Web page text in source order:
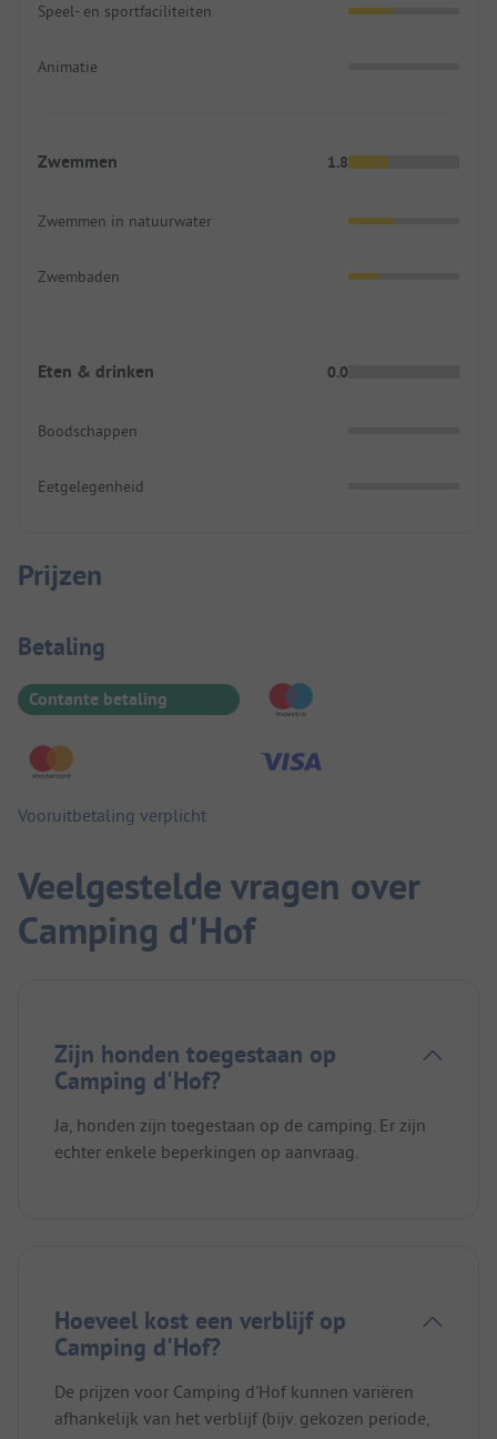
Speel- en sportfaciliteiten
Animatie
Zwemmen 1.8
Zwemmen in natuurwater
Zwembaden
Eten & drinken 0.0
Boodschappen
Eetgelegenheid
Prijzen
Betaalinformatie
Betaling
Contante betaling
Vooruitbetaling verplicht
Veelgestelde vragen over
Camping d'Hof
Zijn honden toegestaan op
Camping d'Hof?
Ja, honden zijn toegestaan op de camping. Er zijn
echter enkele beperkingen op aanvraag.
Hoeveel kost een verblijf op
Camping d'Hof?
De prijzen voor Camping d'Hof kunnen variëren
afhankelijk van het verblijf (bijv. gekozen periode,